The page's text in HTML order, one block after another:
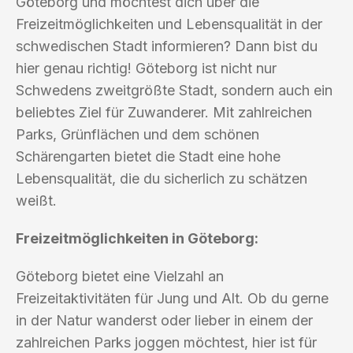
Freizeitmöglichkeiten und Lebensqualität in der
schwedischen Stadt informieren? Dann bist du
hier genau richtig! Göteborg ist nicht nur
Schwedens zweitgrößte Stadt, sondern auch ein
beliebtes Ziel für Zuwanderer. Mit zahlreichen
Parks, Grünflächen und dem schönen
Schärengarten bietet die Stadt eine hohe
Lebensqualität, die du sicherlich zu schätzen
weißt.
Freizeitmöglichkeiten in Göteborg:
Göteborg bietet eine Vielzahl an
Freizeitaktivitäten für Jung und Alt. Ob du gerne
in der Natur wanderst oder lieber in einem der
zahlreichen Parks joggen möchtest, hier ist für